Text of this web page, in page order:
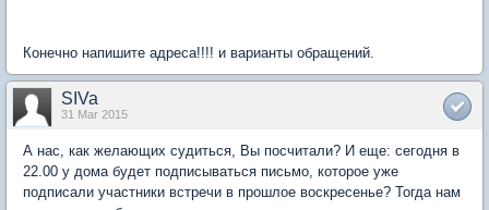
Конечно напишите адреса!!!! и варианты обращений.
SIVa
31 Mar 2015
А нас, как желающих судиться, Вы посчитали? И еще: сегодня в
22.00 у дома будет подписываться письмо, которое уже
подписали участники встречи в прошлое воскресенье? Тогда нам